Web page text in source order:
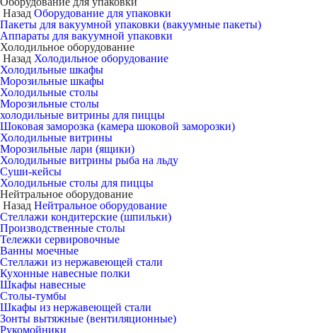
Назад Оборудование для упаковки
Пакеты для вакуумной упаковки (вакуумные пакеты)
Аппараты для вакуумной упаковки
Холодильное оборудование
Назад Холодильное оборудование
Холодильные шкафы
Морозильные шкафы
Холодильные столы
Морозильные столы
холодильные витрины для пиццы
Шоковая заморозка (камера шоковой заморозки)
Холодильные витрины
Морозильные лари (ящики)
Холодильные витрины рыба на льду
Суши-кейсы
Холодильные столы для пиццы
Нейтральное оборудование
Назад Нейтральное оборудование
Стеллажи кондитерские (шпильки)
Производственные столы
Тележки сервировочные
Ванны моечные
Стеллажи из нержавеющей стали
Кухонные навесные полки
Шкафы навесные
Столы-тумбы
Шкафы из нержавеющей стали
Зонты вытяжные (вентиляционные)
Рукомойники